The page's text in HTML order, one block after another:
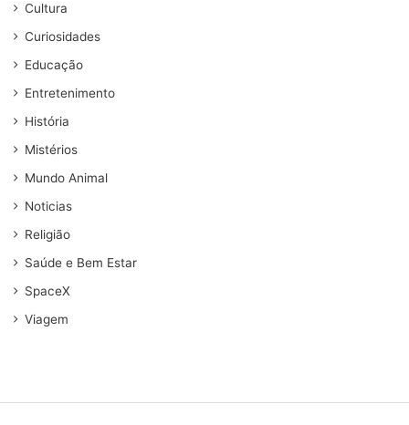
Cultura
Curiosidades
Educação
Entretenimento
História
Mistérios
Mundo Animal
Noticias
Religião
Saúde e Bem Estar
SpaceX
Viagem